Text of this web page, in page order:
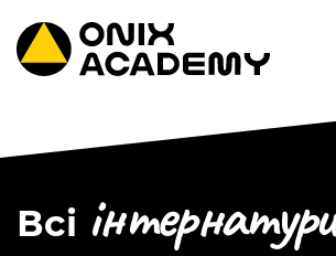
Всі інтернатури